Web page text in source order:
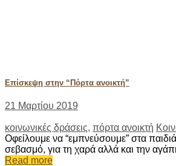
Επίσκεψη στην “Πόρτα ανοικτή”
21 Μαρτίου 2019
κοινωνικές δράσεις, πόρτα ανοικτή
Οφείλουμε να “εμπνεύσουμε” στα
σεβασμό, για τη χαρά αλλά και την
Read more